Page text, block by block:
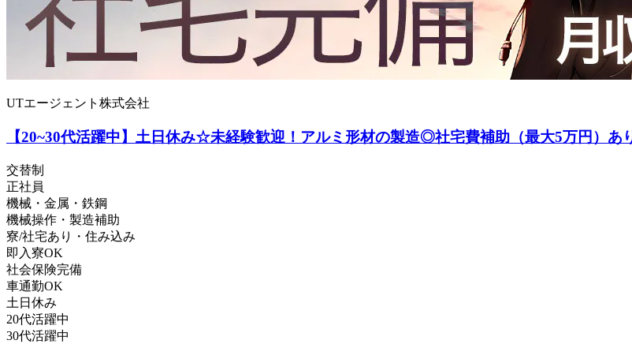
UTエージェント株式会社
【20~30代活躍中】土日休み☆未経験歓迎！アルミ形材の製造◎社宅費補助（最大5万円）あ
交替制
正社員
機械・金属・鉄鋼
機械操作・製造補助
寮/社宅あり・住み込み
即入寮OK
社会保険完備
車通勤OK
土日休み
20代活躍中
30代活躍中